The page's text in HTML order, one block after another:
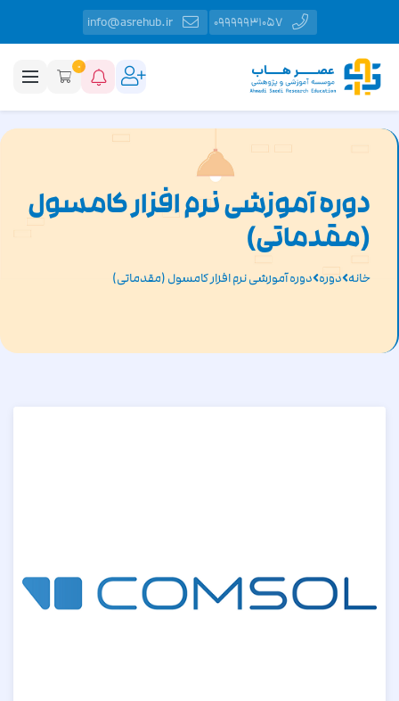
09999931057
info@asrehub.ir
0
دوره آموزشی نرم افزار کامسول
(مقدماتی)
خانه دوره دوره آموزشی نرم افزار کامسول (مقدماتی)